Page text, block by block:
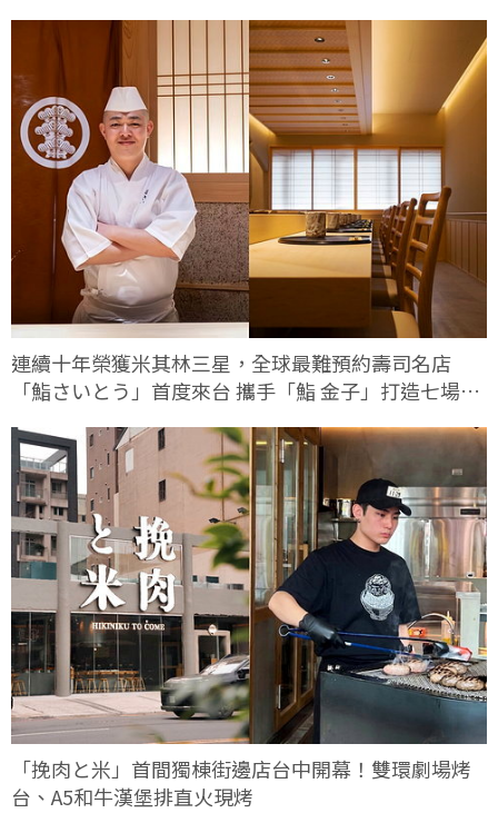
連續十年榮獲米其林三星，全球最難預約壽司名店
「鮨さいとう」首度來台 攜手「鮨 金子」打造七場限
「挽肉と米」首間獨棟街邊店台中開幕！雙環劇場烤
台、A5和牛漢堡排直火現烤